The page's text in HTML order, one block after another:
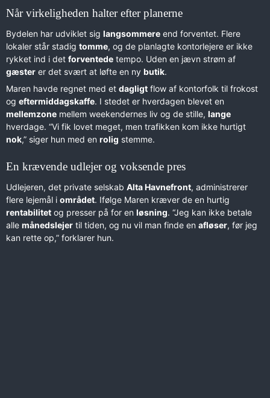
Når virkeligheden halter efter planerne
Bydelen har udviklet sig langsommere end forventet. Flere
lokaler står stadig tomme, og de planlagte kontorlejere er ikke
rykket ind i det forventede tempo. Uden en jævn strøm af
gæster er det svært at løfte en ny butik.
Maren havde regnet med et dagligt flow af kontorfolk til frokost
og eftermiddagskaffe. I stedet er hverdagen blevet en
mellemzone mellem weekendernes liv og de stille, lange
hverdage. “Vi fik lovet meget, men trafikken kom ikke hurtigt
nok,” siger hun med en rolig stemme.
En krævende udlejer og voksende pres
Udlejeren, det private selskab Alta Havnefront, administrerer
flere lejemål i området. Ifølge Maren kræver de en hurtig
rentabilitet og presser på for en løsning. “Jeg kan ikke betale
alle månedslejer til tiden, og nu vil man finde en afløser, før jeg
kan rette op,” forklarer hun.